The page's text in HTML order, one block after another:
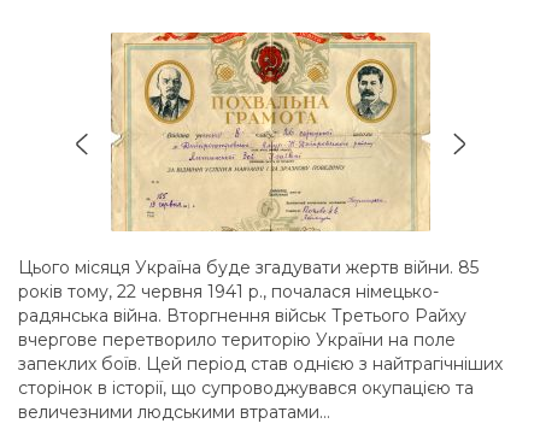
Цього місяця Україна буде згадувати жертв війни. 85
років тому, 22 червня 1941 р., почалася німецько-
радянська війна. Вторгнення військ Третього Райху
вчергове перетворило територію України на поле
запеклих боїв. Цей період став однією з найтрагічніших
сторінок в історії, що супроводжувався окупацією та
величезними людськими втратами…